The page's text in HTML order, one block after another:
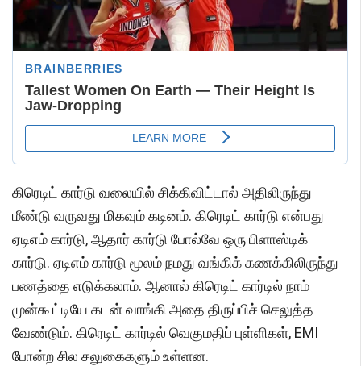
கிரெடிட் கார்டு வலையில் சிக்கிவிட்டால் அதிலிருந்து
மீண்டு வருவது மிகவும் கடினம். கிரெடிட் கார்டு என்பது
ஏடிஎம் கார்டு, ஆதார் கார்டு போல்வே ஒரு பிளாஸ்டிக்
கார்டு. ஏடிஎம் கார்டு மூலம் நமது வங்கிக் கணக்கிலிருந்து
பணத்தை எடுக்கலாம். ஆனால் கிரெடிட் கார்டில் நாம்
முன்கூட்டியே கடன் வாங்கி அதை திருப்பிச் செலுத்த
வேண்டும். கிரெடிட் கார்டில் வெகுமதிப் புள்ளிகள், EMI
போன்ற சில சலுகைகளும் உள்ளன.